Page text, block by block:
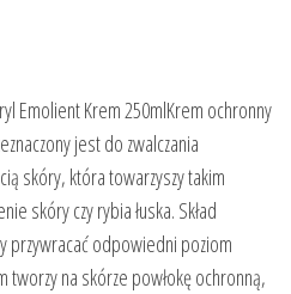
Emolient Krem 250mlKrem ochronny
jest do zwalczania
skóry, która towarzyszy takim
skóry czy rybia łuska. Skład
przywracać odpowiedni poziom
na skórze powłokę ochronną,